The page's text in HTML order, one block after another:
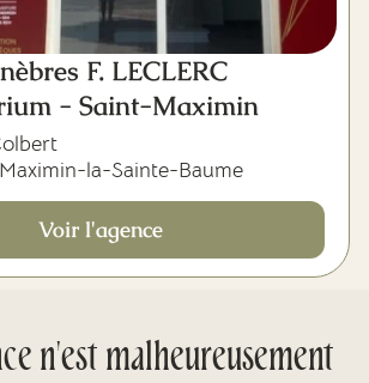
F. LECLERC
- Saint-Maximin
la-Sainte-Baume
Voir l'agence
n'est malheureusement